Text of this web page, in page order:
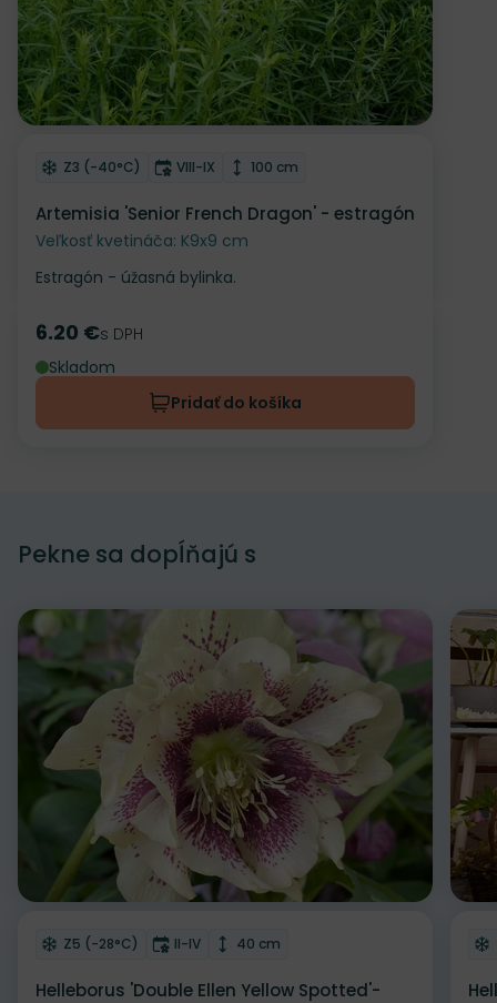
Odober do zoznamu želaní
Mrazuvzdornosť
Z3 (-40°C) Doba kvitnutia
VIII-IX Výška rastliny
100 cm
Artemisia 'Senior French Dragon' - estragón
Veľkosť kvetináča: K9x9 cm
Estragón - úžasná bylinka.
Cena
6.20 €s DPH
Skladom
Pridať do košíka
Pekne sa dopĺňajú s
Odober do zoznamu želaní
Mrazuvzdornosť
Z5 (-28°C) Doba kvitnutia
II-IV Výška rastliny
40 cm
Helleborus 'Double Ellen Yellow Spotted'-